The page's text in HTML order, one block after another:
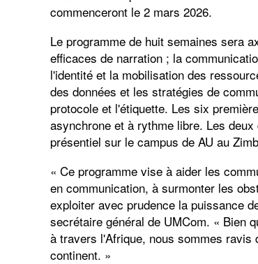
commenceront le 2 mars 2026.
Le programme de huit semaines sera
efficaces de narration ; la
l'identité et la mobilisation des
des données et les stratégies de
protocole et l'étiquette. Les six
asynchrone et à rythme libre. Les
présentiel sur le campus de AU au
« Ce programme vise à aider les
en communication, à surmonter les
exploiter avec prudence la puissance
secrétaire général de UMCom. « Bien
à travers l'Afrique, nous sommes
continent. »